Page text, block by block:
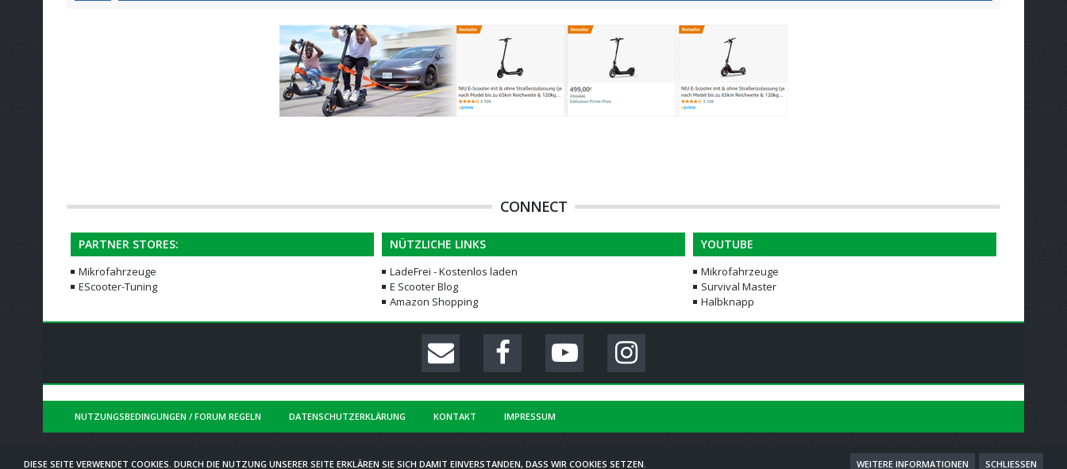
CONNECT
PARTNER STORES:
Mikrofahrzeuge
EScooter-Tuning
NÜTZLICHE LINKS
LadeFrei - Kostenlos laden
E Scooter Blog
Amazon Shopping
YOUTUBE
Mikrofahrzeuge
Survival Master
Halbknapp
NUTZUNGSBEDINGUNGEN / FORUM REGELN DATENSCHUTZERKLÄRUNG KONTAKT IMPRESSUM
DIESE SEITE VERWENDET COOKIES. DURCH DIE NUTZUNG UNSERER SEITE ERKLÄREN SIE SICH DAMIT EINVERSTANDEN, DASS WIR COOKIES SETZEN. WEITERE INFORMATIONEN SCHLIESSEN